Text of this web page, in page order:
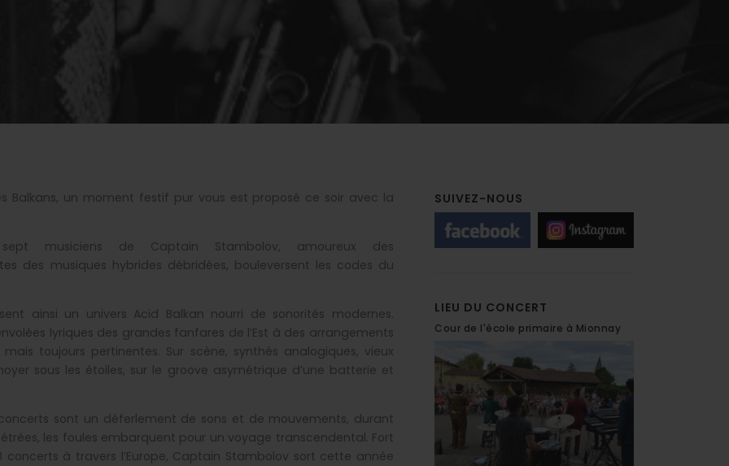
Balkans, un moment festif pur vous est proposé ce soir avec la
musiciens de Captain Stambolov, amoureux des
des musiques hybrides débridées, bouleversent les codes du
ainsi un univers Acid Balkan nourri de sonorités modernes.
lyriques des grandes fanfares de l’Est à des arrangements
toujours pertinentes. Sur scène, synthés analogiques, vieux
sous les étoiles, sur le groove asymétrique d’une batterie et
sont un déferlement de sons et de mouvements, durant
les foules embarquent pour un voyage transcendental. Fort
à travers l’Europe, Captain Stambolov sort cette année
SUIVEZ-NOUS
LIEU DU CONCERT
Cour de l'école primaire à Mionnay